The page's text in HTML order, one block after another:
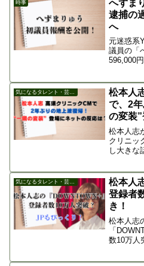
時事
へずま
逮捕の
へ
元迷惑系
議員の「
596,000
その報
題にな
間を騒が
題...
気になるタレント・芸能人
松本人
で、2
の変装
松本人志
クリニッ
し大きな
舞台裏
波にこ
上の賛否
界の帝王
気になるタレント・芸能人
松本人
登録者
き！
松本人志
「
数10万人
のまね